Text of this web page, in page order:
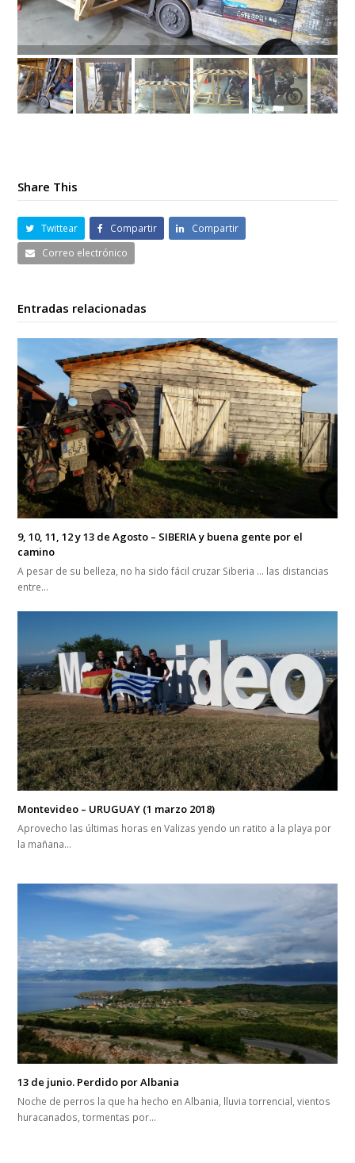
20161018_143255
Share This
Twittear Compartir
Compartir
Correo electrónico
Entradas relacionadas
9, 10, 11, 12 y 13 de Agosto – SIBERIA y buena gente por el
camino
A pesar de su belleza, no ha sido fácil cruzar Siberia … las distancias
entre…
Montevideo – URUGUAY (1 marzo 2018)
Aprovecho las últimas horas en Valizas yendo un ratito a la playa por
la mañana…
13 de junio. Perdido por Albania
Noche de perros la que ha hecho en Albania, lluvia torrencial, vientos
huracanados, tormentas por…